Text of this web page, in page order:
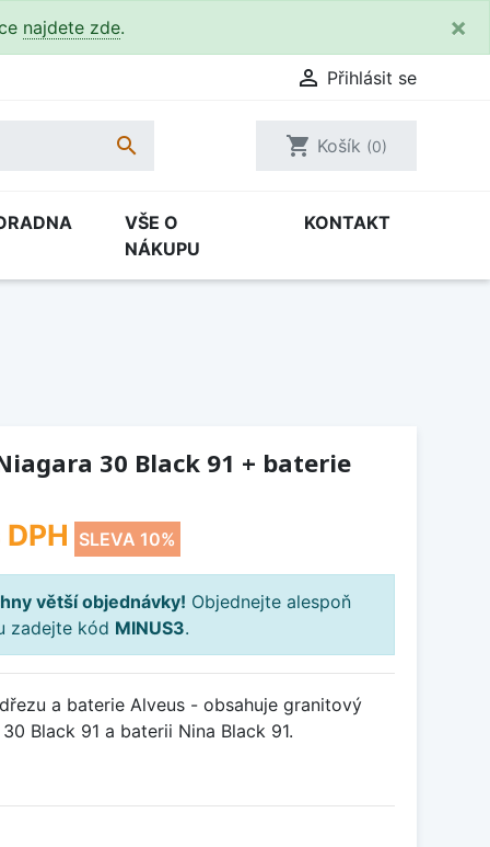
najdete zde. ×
 Přihlásit se
 shopping_cart Košík (0)
VŠE O
NÁKUPU
KONTAKT
30 Black 91 + baterie
DPH SLEVA 10%
větší objednávky! Objednejte alespoň
zadejte kód MINUS3.
a baterie Alveus - obsahuje granitový
Black 91 a baterii Nina Black 91.